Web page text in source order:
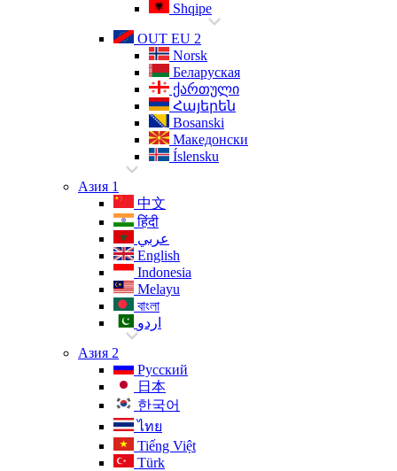
Shqipe
OUT EU 2
Norsk
Беларуская
ქართული
Հայերեն
Bosanski
Македонски
Íslensku
Азия 1
中文
हिंदी
عربي
English
Indonesia
Melayu
বাংলা
اردو
Азия 2
Русский
日本
한국어
ไทย
Tiếng Việt
Türk